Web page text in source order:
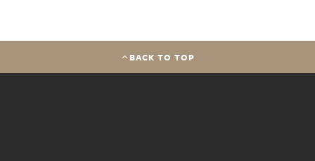
BACK TO TOP